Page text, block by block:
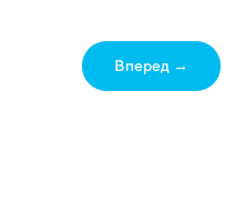
Вперед →